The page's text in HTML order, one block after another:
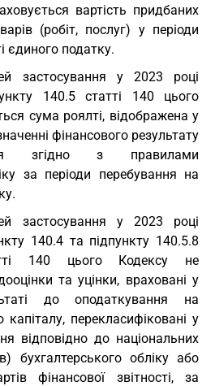
вартість придбаних
(робіт, послуг) у періоди
єдиного податку.
застосування у 2023 році
140.5 статті 140 цього
сума роялті, відображена у
фінансового результату
згідно з правилами
за періоди перебування на
застосування у 2023 році
140.4 та підпункту 140.5.8
140 цього Кодексу не
та уцінки, враховані у
до оподаткування на
капіталу, перекласифіковані у
відповідно до національних
бухгалтерського обліку або
фінансової звітності, за